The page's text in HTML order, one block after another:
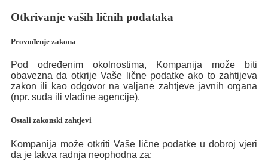
Otkrivanje vaših ličnih podataka
Provođenje zakona
Pod određenim okolnostima, Kompanija može biti
obavezna da otkrije Vaše lične podatke ako to zahtijeva
zakon ili kao odgovor na valjane zahtjeve javnih organa
(npr. suda ili vladine agencije).
Ostali zakonski zahtjevi
Kompanija može otkriti Vaše lične podatke u dobroj vjeri
da je takva radnja neophodna za: